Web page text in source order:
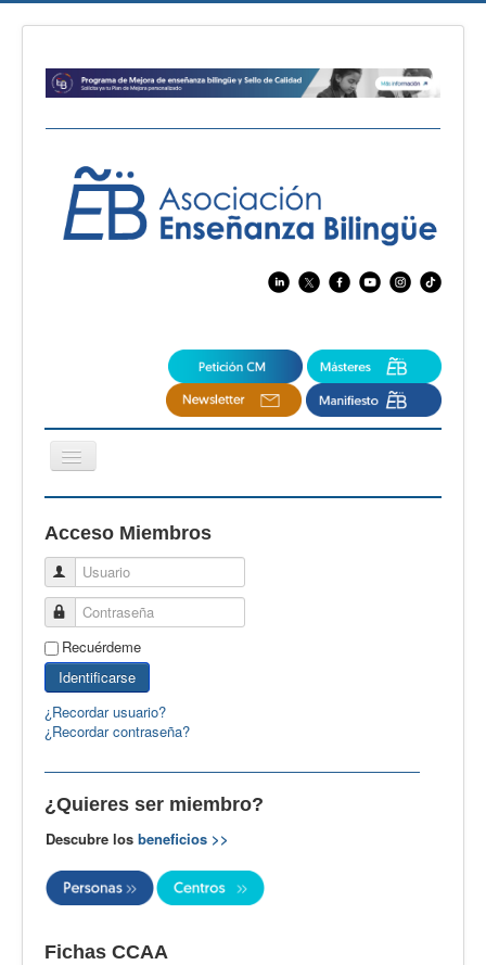
Cambiar
navegación
CertAcleB
Profesores Visitantes
Calidad
Artículos
Recursos
Observatorio EB
CIEB
Contacto
Acceso Miembros
Usuario
Contraseña
Recuérdeme
Identificarse
¿Recordar usuario?
¿Recordar contraseña?
¿Quieres ser miembro?
Descubre los beneficios >>
Fichas CCAA